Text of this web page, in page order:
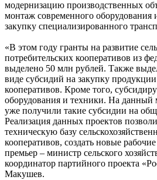
модернизацию производственных
монтаж современного оборудования
закупку специализированного
«В этом году гранты на развитие
потребительских кооперативов из
выделено 50 млн рублей. Также
виде субсидий на закупку
кооперативов. Кроме того,
оборудования и техники. На данный
уже получили такие субсидии на
Реализация данных проектов
техническую базу
кооперативов, создать новые
премьер – министр сельского
координатор партийного проекта
Макушев.